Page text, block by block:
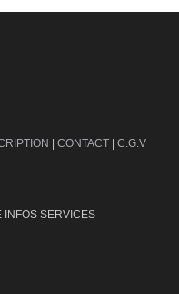
| CONTACT | C.G.V
SERVICES